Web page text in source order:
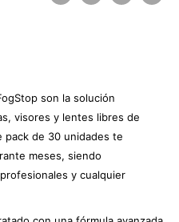
son la solución
visores y lentes libres de
pack de 30 unidades te
meses, siendo
y cualquier